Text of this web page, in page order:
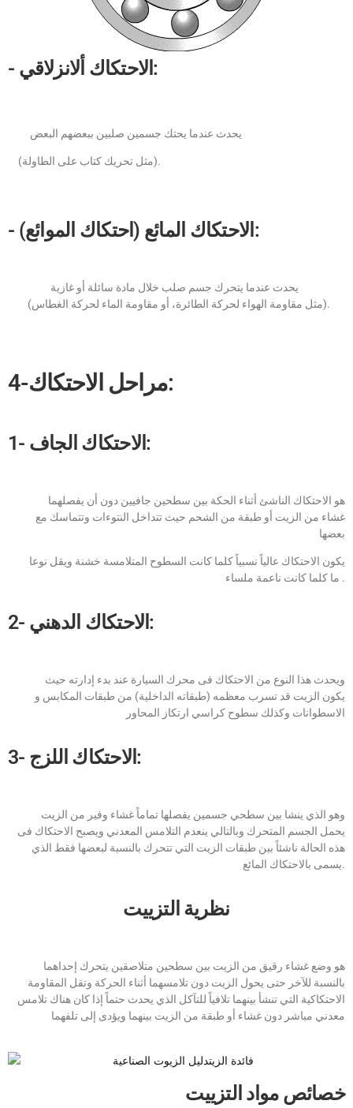
- الاحتكاك ألانزلاقي:
يحدث عندما يحتك جسمين صلبين ببعضهم البعض
(مثل تحريك كتاب على الطاولة).
- الاحتكاك المائع (احتكاك الموائع):
(مثل مقاومة الهواء لحركة الطائرة، أو مقاومة الماء لحركة الغطاس).
4-مراحل الاحتكاك:
1- الاحتكاك الجاف:
غشاء من الزيت أو طبقة من الشحم حيث تتداخل النتوءات وتتماسك مع
بعضها
ما كلما كانت ناعمة ملساء .
2- الاحتكاك الدهني:
ويحدث هذا النوع من الاحتكاك فى محرك السيارة عند بدء إدارته حيث
يكون الزيت قد تسرب معظمه (طبقاته الداخلية) من طبقات المكابس و
الاسطوانات وكذلك سطوح كراسي ارتكاز المحاور
3- الاحتكاك اللزج:
وهو الذي ينشا بين سطحي جسمين يفصلها تماماً غشاء وفير من الزيت
يحمل الجسم المتحرك وبالتالي ينعدم التلامس المعدني ويصبح الاحتكاك فى
هذه الحالة ناشئاً بين طبقات الزيت التي تتحرك بالنسبة لبعضها فقط الذي
يسمى بالاحتكاك المائع.
نظرية التزييت
بالنسبة للآخر حتى يحول الزيت دون تلامسهما أثناء الحركة وتقل المقاومة
الاحتكاكية التي تنشأ بينهما تلافياً للتآكل الذي يحدث حتماً إذا كان هناك تلامس
معدني مباشر دون غشاء أو طبقة من الزيت بينهما ويؤدى إلى تلفهما
خصائص مواد التزييت